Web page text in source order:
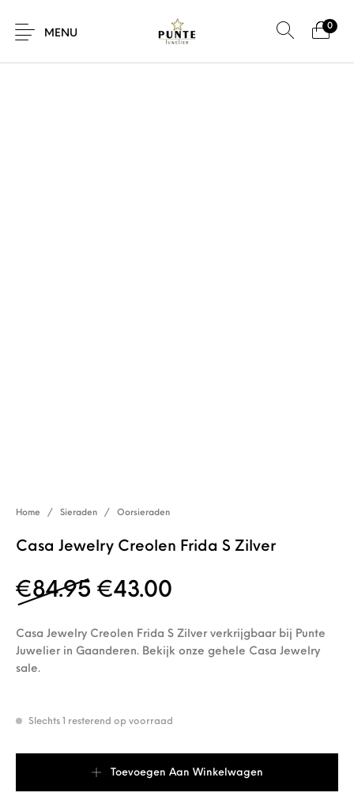
MENU
0
SALE!
Home / Sieraden / Oorsieraden
Casa Jewelry Creolen Frida S Zilver
€84.95 Oorspronkelijke prijs
€43.00
Casa Jewelry Creolen Frida S Zilver verkrijgbaar bij Punte
Juwelier in Gaanderen. Bekijk onze gehele Casa Jewelry
sale.
Slechts 1 resterend op voorraad
Toevoegen Aan Winkelwagen